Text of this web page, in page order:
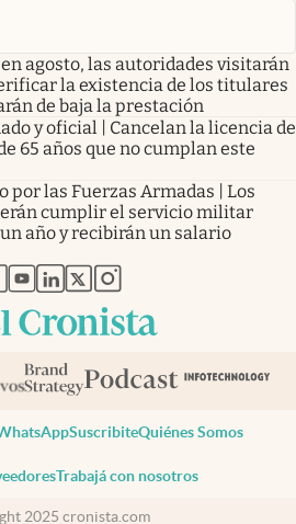
agosto, las autoridades visitarán
la existencia de los titulares
de baja la prestación
y oficial | Cancelan la licencia de
65 años que no cumplan este
por las Fuerzas Armadas | Los
cumplir el servicio militar
año y recibirán un salario
abre en nueva pestaña
abre en nueva pestaña
abre en nueva pestaña
abre en nueva pestaña
abre en nueva pestaña
SuscribiteQuiénes Somos
Trabajá con nosotros
2025 cronista.com